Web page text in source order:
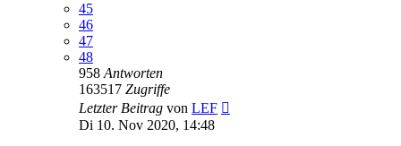
45
46
47
48
958 Antworten
163517 Zugriffe
Letzter Beitrag von LEF
Di 10. Nov 2020, 14:48